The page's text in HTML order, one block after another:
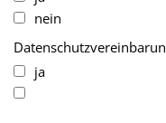
nein
ja